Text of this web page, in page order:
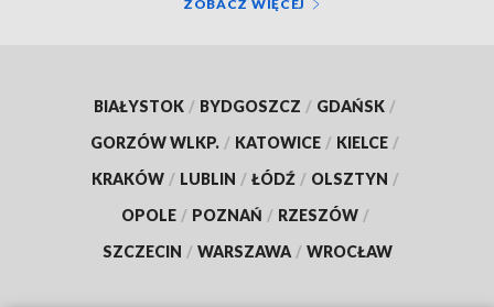
ZOBACZ WIĘCEJ
BIAŁYSTOK / BYDGOSZCZ / GDAŃSK /
GORZÓW WLKP. / KATOWICE / KIELCE /
KRAKÓW / LUBLIN / ŁÓDŹ / OLSZTYN /
OPOLE / POZNAŃ / RZESZÓW /
SZCZECIN / WARSZAWA / WROCŁAW